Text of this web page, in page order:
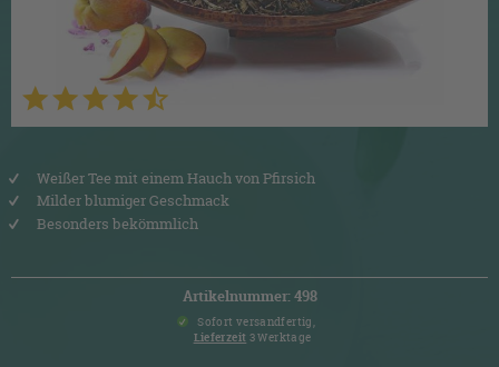
Weißer Tee mit einem Hauch von Pfirsich
Milder blumiger Geschmack
Besonders bekömmlich
Artikelnummer: 498
Sofort versandfertig,
Lieferzeit 3 Werktage